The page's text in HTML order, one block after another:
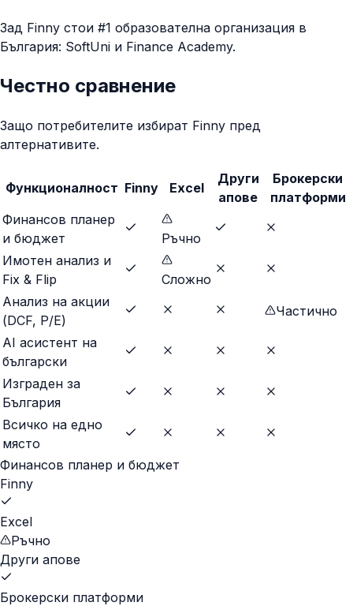
Зад Finny стои #1 образователна организация в
България: SoftUni и Finance Academy.
Честно сравнение
Защо потребителите избират Finny пред
алтернативите.
Функционалност Finny Excel
Други
апове
Брокерски
платформи
Финансов планер
и бюджет
Ръчно
Имотен анализ и
Fix & Flip
Сложно
Анализ на акции
(DCF, P/E)
Частично
AI асистент на
български
Изграден за
България
Всичко на едно
място
Финансов планер и бюджет
Finny
Excel
Ръчно
Други апове
Брокерски платформи